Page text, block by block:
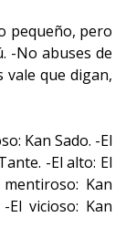
pequeño, pero
-No abuses de
que digan,
Kan Sado. -El
-El alto: El
Kan
El vicioso: Kan